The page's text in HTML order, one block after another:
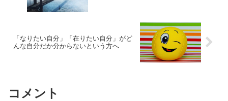
「なりたい自分」「在りたい自分」がど
んな自分だか分からないという方へ
コメント